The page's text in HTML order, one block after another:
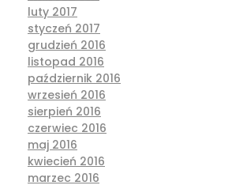
luty 2017
styczeń 2017
grudzień 2016
listopad 2016
październik 2016
wrzesień 2016
sierpień 2016
czerwiec 2016
maj 2016
kwiecień 2016
marzec 2016